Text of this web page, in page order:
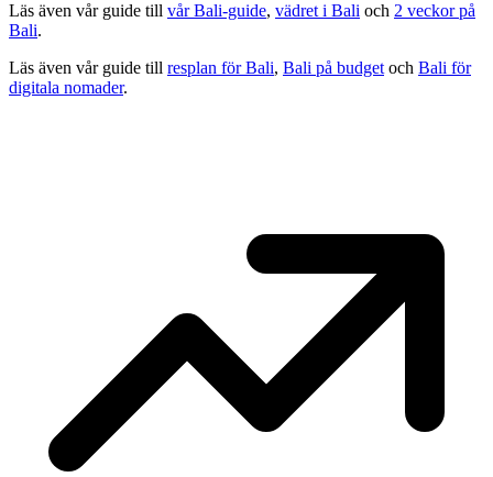
Läs även vår guide till vår Bali-guide, vädret i Bali och 2 veckor på
Bali.
Läs även vår guide till resplan för Bali, Bali på budgetoch Bali för
digitala nomader.